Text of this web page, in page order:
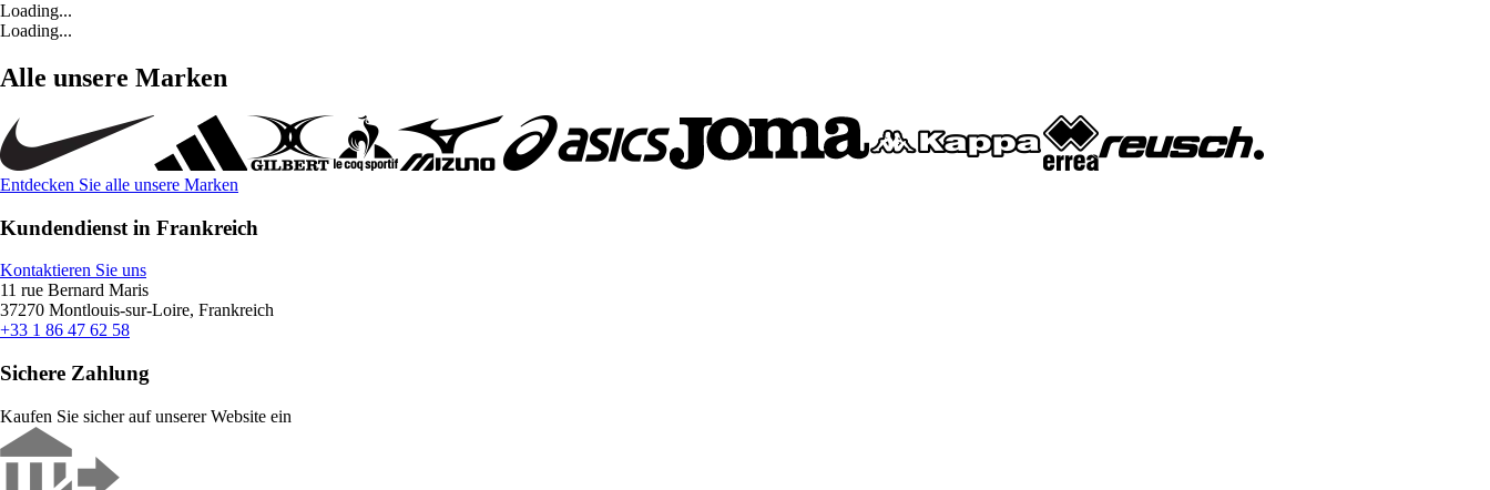
Loading...
Loading...
Alle unsere Marken
Entdecken Sie alle unsere Marken
Kundendienst in Frankreich
Kontaktieren Sie uns
11 rue Bernard Maris
37270 Montlouis-sur-Loire, Frankreich
+33 1 86 47 62 58
Sichere Zahlung
Kaufen Sie sicher auf unserer Website ein